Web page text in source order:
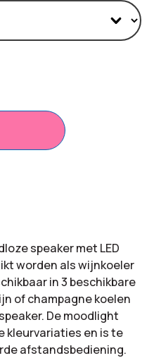
speaker met LED
worden als wijnkoeler
in 3 beschikbare
of champagne koelen
De moodlight
kleurvariaties en is te
afstandsbediening.